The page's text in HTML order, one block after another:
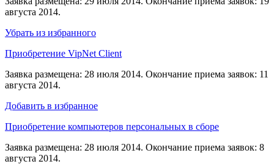
августа 2014.
Убрать из избранного
Приобретение VipNet Client
Заявка размещена: 28 июля 2014. Окончание приема заявок: 11
августа 2014.
Добавить в избранное
Приобретение компьютеров персональных в сборе
Заявка размещена: 28 июля 2014. Окончание приема заявок: 8
августа 2014.